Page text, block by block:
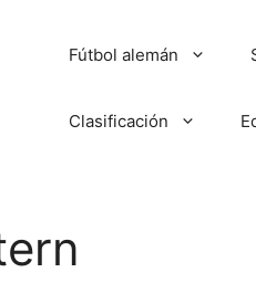
Fútbol alemán
Clasificación